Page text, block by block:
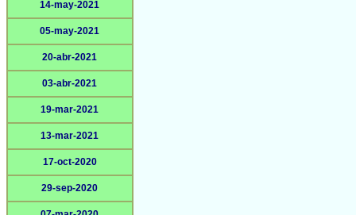
14-may-2021
05-may-2021
20-abr-2021
03-abr-2021
19-mar-2021
13-mar-2021
17-oct-2020
29-sep-2020